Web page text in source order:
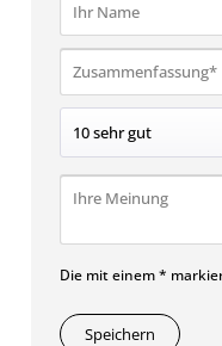
Die mit einem *
Speichern